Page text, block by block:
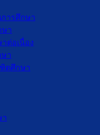
ารศึกษา
ษา
ต่อเนื่อง
ษา
ตศึกษา
า